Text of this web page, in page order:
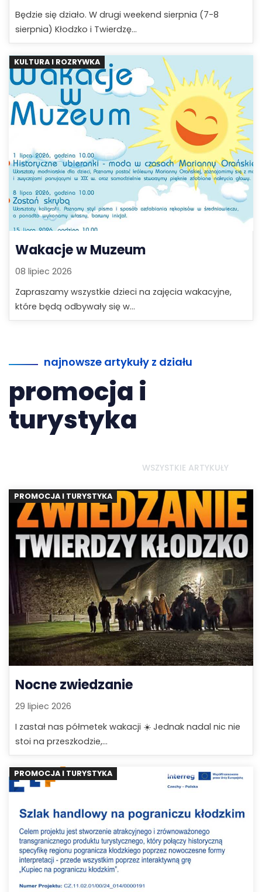
Będzie się działo. W drugi weekend sierpnia (7-8
sierpnia) Kłodzko i Twierdzę...
KULTURA I ROZRYWKA
Wakacje w Muzeum
08 lipiec 2026
Zapraszamy wszystkie dzieci na zajęcia wakacyjne,
które będą odbywały się w...
najnowsze artykuły z działu
promocja i
turystyka
WSZYSTKIE ARTYKUŁY
PROMOCJA I TURYSTYKA
Nocne zwiedzanie
29 lipiec 2026
I zastał nas półmetek wakacji ☀️ Jednak nadal nic nie
stoi na przeszkodzie,...
PROMOCJA I TURYSTYKA